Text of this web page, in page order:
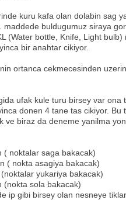
kuru kafa olan dolabin sag
buldugumuz siraya
(Water bottle, Knife, Light bulb)
bir anahtar cikiyor.
ortanca cekmecesinden
ufak kule turu birsey var ona
donen 4 tane tas cikiyor. Bu
ve biraz da deneme yanilma
( noktalar saga bakacak)
( nokta asagiya bakacak)
yukariya bakacak)
(nokta sola bakacak)
ip gibi birsey olan nesneye